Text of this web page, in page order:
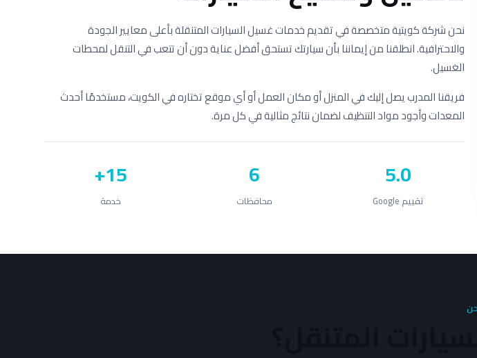
نحن شركة كويتية متخصصة في تقديم خدمات غسيل السيارات المتنقلة بأعلى معايير الجودة
والاحترافية. انطلقنا من إيماننا بأن سيارتك تستحق أفضل عناية دون أن تتعب في التنقل لمحطات
الغسيل.
فريقنا المدرب يصل إليك في المنزل أو مكان العمل أو أي موقع تختاره في الكويت، مستخدمًا أحدث
المعدات وأجود مواد التنظيف لضمان نتائج مثالية في كل مرة.
5.0
تقييم Google
6
محافظات
15+
خدمة